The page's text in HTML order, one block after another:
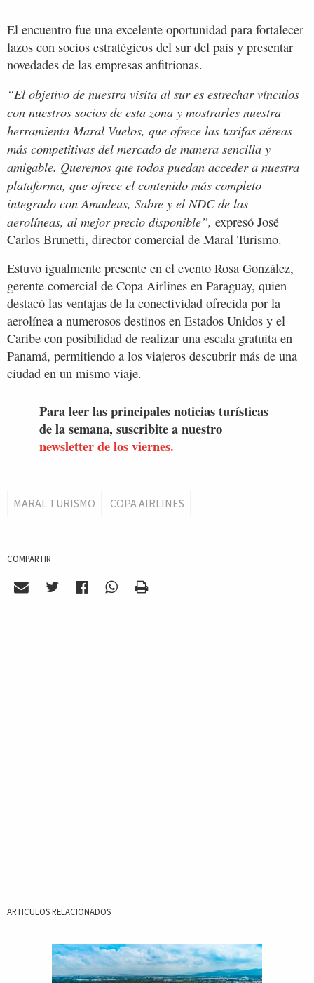
El encuentro fue una excelente oportunidad para fortalecer
lazos con socios estratégicos del sur del país y presentar
novedades de las empresas anfitrionas.
“El objetivo de nuestra visita al sur es estrechar vínculos
con nuestros socios de esta zona y mostrarles nuestra
herramienta Maral Vuelos, que ofrece las tarifas aéreas
más competitivas del mercado de manera sencilla y
amigable. Queremos que todos puedan acceder a nuestra
plataforma, que ofrece el contenido más completo
integrado con Amadeus, Sabre y el NDC de las
aerolíneas, al mejor precio disponible”, expresó José
Carlos Brunetti, director comercial de Maral Turismo.
Estuvo igualmente presente en el evento Rosa González,
gerente comercial de Copa Airlines en Paraguay, quien
destacó las ventajas de la conectividad ofrecida por la
aerolínea a numerosos destinos en Estados Unidos y el
Caribe con posibilidad de realizar una escala gratuita en
Panamá, permitiendo a los viajeros descubrir más de una
ciudad en un mismo viaje.
Para leer las principales noticias turísticas
de la semana, suscribite a nuestro
newsletter de los viernes.
MARAL TURISMO COPA AIRLINES
COMPARTIR
ARTICULOS RELACIONADOS